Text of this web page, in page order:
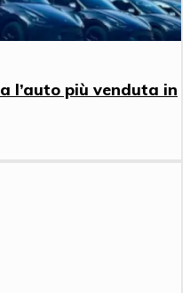
l’auto più venduta in